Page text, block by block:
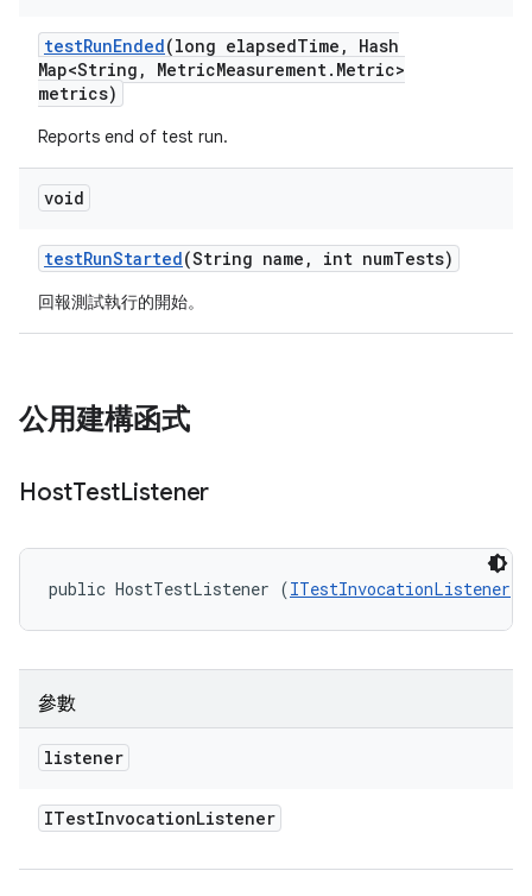
testRunEnded(long elapsedTime ,
Hash
Map<String , MetricMeasurement. Metric>
metrics)
Reports end of test run.
void
testRunStarted(String name , int numTests)
回報測試執行的開始。
公用建構函式
HostTestListener
public HostTestListener (ITestInvocationListener
參數
listener
ITestInvocationListener